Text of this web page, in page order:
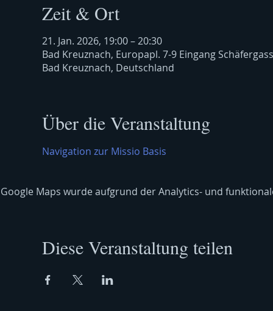
Zeit & Ort
21. Jan. 2026, 19:00 – 20:30
Bad Kreuznach, Europapl. 7-9 Eingang
Bad Kreuznach, Deutschland
Über die Veranstaltung
Navigation zur Missio Basis
Google Maps wurde aufgrund der Analytics- und
Diese Veranstaltung teilen